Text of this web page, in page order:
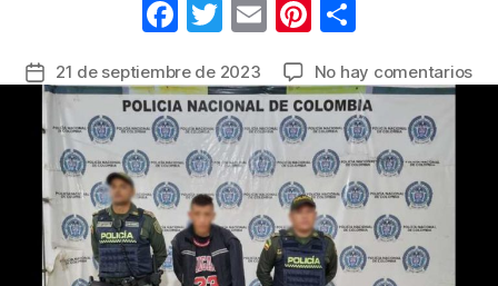
F
c
e
b
o
o
k
T
itt
er
E
ail
Pi
er
e
st
m
p
ar
tir
Fecha
de
la
entrada
21 de septiembre de 2023 No hay comentariosen